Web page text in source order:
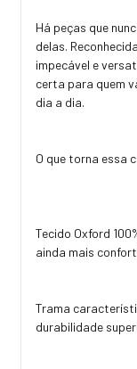
Há peças que
delas.
impecável e
certa para quem
dia a dia.
O que torna essa
Tecido Oxford
ainda mais
Trama
durabilidade